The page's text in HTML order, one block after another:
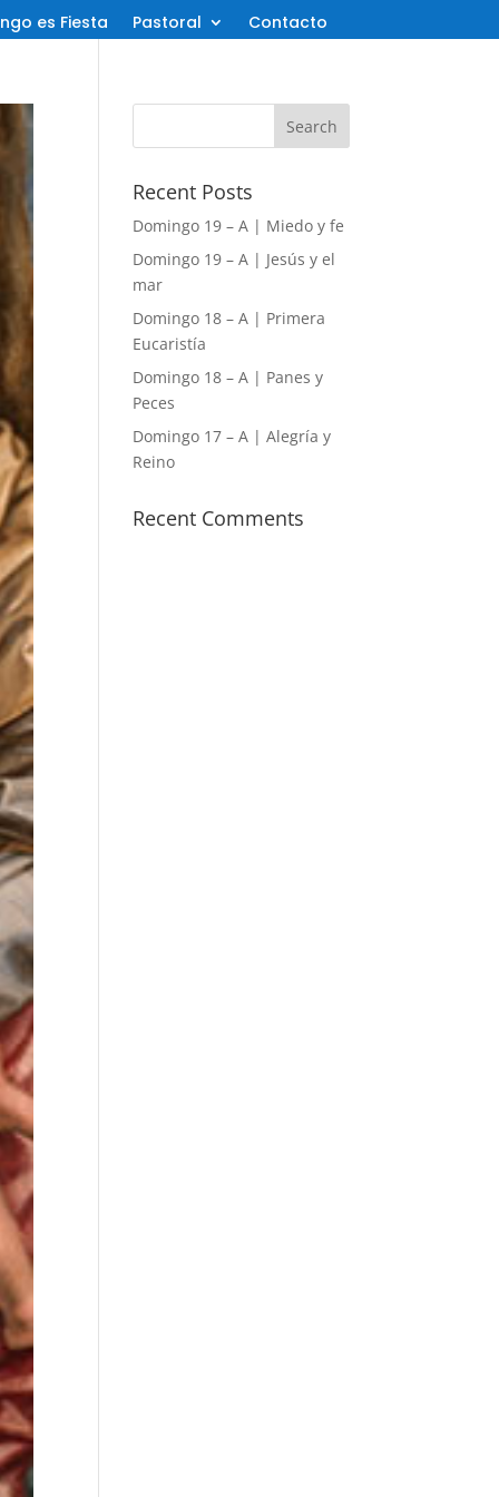
es Fiesta Pastoral Contacto
Recent Posts
Domingo 19 – A | Miedo y fe
Domingo 19 – A | Jesús y el
mar
Domingo 18 – A | Primera
Eucaristía
Domingo 18 – A | Panes y
Peces
Domingo 17 – A | Alegría y
Reino
Recent Comments